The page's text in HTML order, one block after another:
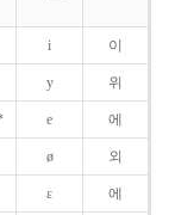
i 이
y 위
e 에
ø 외
ɛ 에